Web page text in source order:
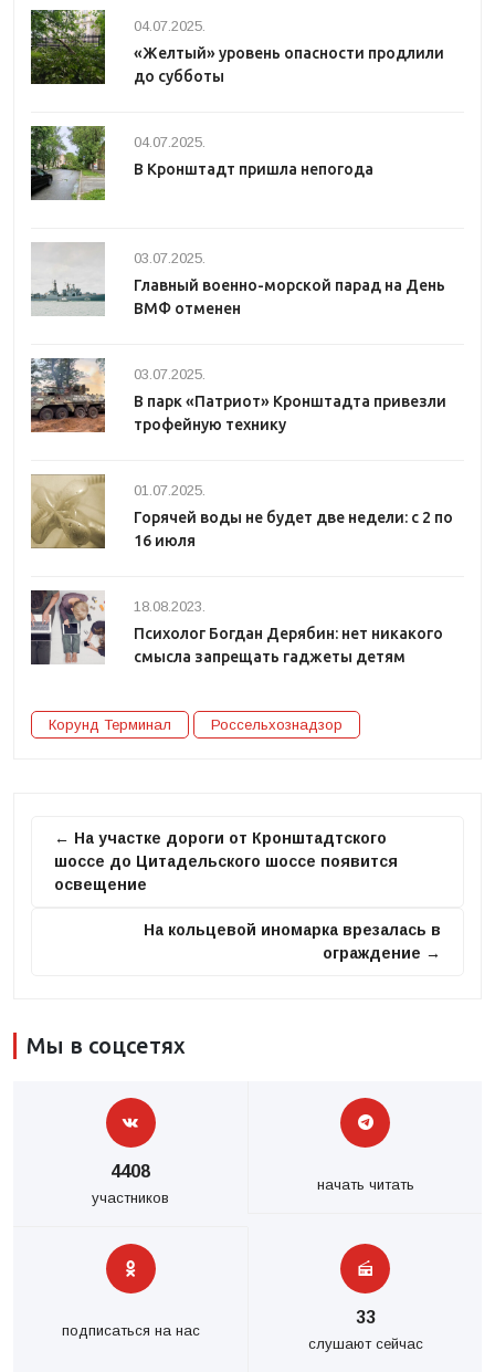
04.07.2025.
«Желтый» уровень опасности продлили
до субботы
04.07.2025.
В Кронштадт пришла непогода
03.07.2025.
Главный военно-морской парад на День
ВМФ отменен
03.07.2025.
В парк «Патриот» Кронштадта привезли
трофейную технику
01.07.2025.
Горячей воды не будет две недели: с 2 по
16 июля
18.08.2023.
Психолог Богдан Дерябин: нет никакого
смысла запрещать гаджеты детям
Корунд Терминал Россельхознадзор
← На участке дороги от Кронштадтского
шоссе до Цитадельского шоссе появится
освещение
На кольцевой иномарка врезалась в
ограждение →
Мы в соцсетях
4408
участников
начать читать
подписаться на нас
33
слушают сейчас